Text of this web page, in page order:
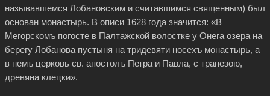
называвшемся Лобановским и считавшимся священным) был
основан монастырь. В описи 1628 года значится: «В
Мегорскомъ погосте в Палтажской волостке у Oнегa озера на
берегу Лобанова пустыня на тридевяти носехъ монастырь, а
в немъ церковь св. апостолъ Петра и Павла, с трапезою,
древяна клецки».